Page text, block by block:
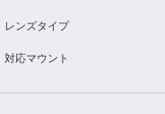
レンズタイプ
対応マウント